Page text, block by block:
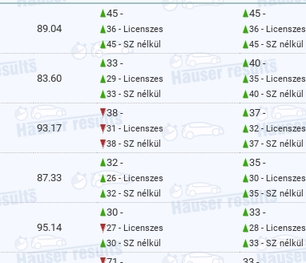
89.04
45 -
36 - Licenszes
45 - SZ nélkül
45 -
36 - Licenszes
45 - SZ nélkül
83.60
33 -
29 - Licenszes
33 - SZ nélkül
40 -
35 - Licenszes
40 - SZ nélkül
93.17
38 -
31 - Licenszes
38 - SZ nélkül
37 -
32 - Licenszes
37 - SZ nélkül
87.33
32 -
26 - Licenszes
32 - SZ nélkül
35 -
30 - Licenszes
35 - SZ nélkül
95.14
30 -
27 - Licenszes
30 - SZ nélkül
33 -
28 - Licenszes
33 - SZ nélkül